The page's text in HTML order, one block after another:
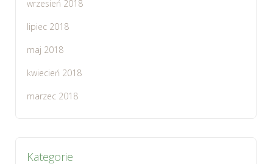
wrzesień 2018
lipiec 2018
maj 2018
kwiecień 2018
marzec 2018
Kategorie